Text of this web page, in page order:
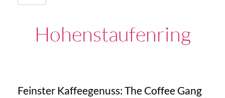
Hohenstaufenring
Feinster Kaffeegenuss: The Coffee Gang